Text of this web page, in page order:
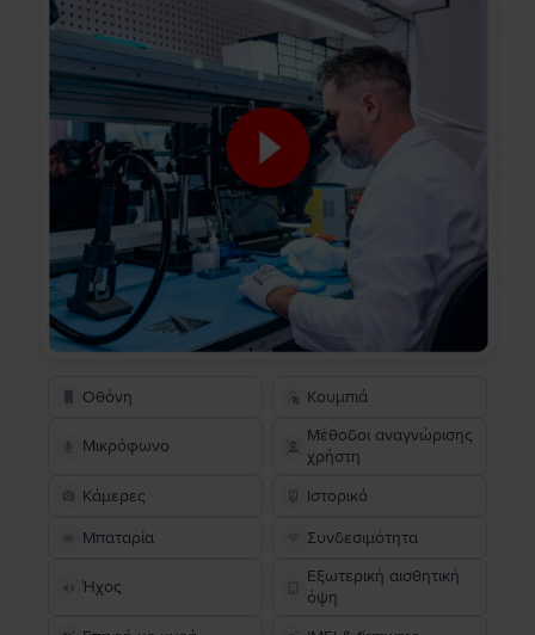
Οθόνη Κουμπιά
Μικρόφωνο
Μέθοδοι αναγνώρισης
χρήστη
Κάμερες
Ιστορικό
Μπαταρία Συνδεσιμότητα
Ήχος
Εξωτερική αισθητική
όψη